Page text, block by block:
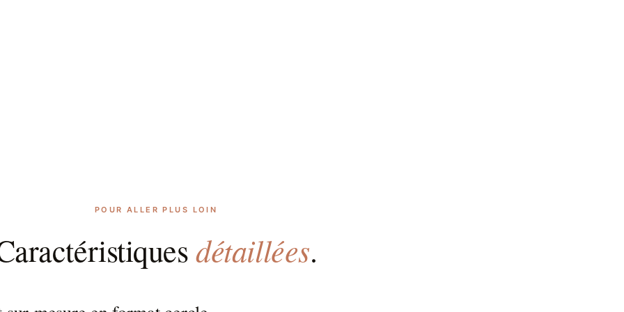
POUR ALLER PLUS LOIN
détaillées.